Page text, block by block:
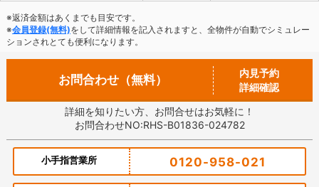
※返済金額はあくまでも目安です。
※会員登録(無料)をして詳細情報を記入されますと、全物件が自動でシミュレー
ションされとても便利になります。
お問合わせ（無料）
内見予約
詳細確認
詳細を知りたい方、お問合せはお気軽に！
お問合わせNO:RHS-B01836-024782
小手指営業所 0120-958-021